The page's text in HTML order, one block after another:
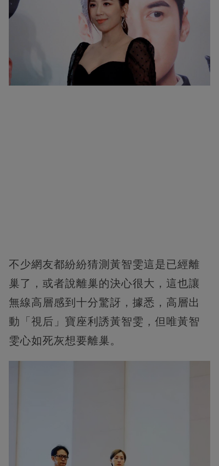
不少網友都紛紛猜測黃智雯這是已經離
巢了，或者說離巢的決心很大，這也讓
無線高層感到十分驚訝，據悉，高層出
動「視后」寶座利誘黃智雯，但唯黃智
雯心如死灰想要離巢。